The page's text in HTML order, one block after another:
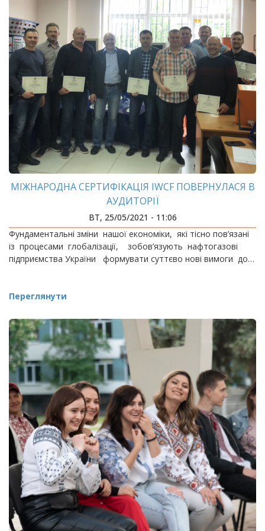
МІЖНАРОДНА СЕРТИФІКАЦІЯ IWCF ПОВЕРНУЛАСЯ В
АУДИТОРІЇ
ВТ, 25/05/2021 - 11:06
Фундаментальні зміни нашої економіки, які тісно пов’язані
із процесами глобалізації, зобов’язують нафтогазові
підприємства України формувати суттєво нові вимоги до…
Переглянути